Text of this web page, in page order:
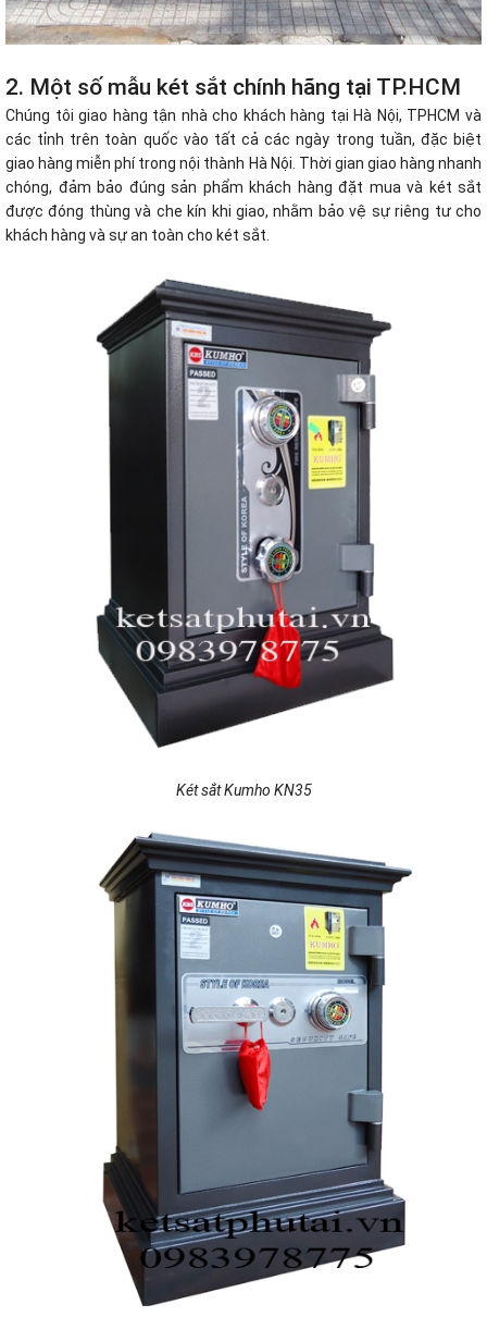
2. Một số mẫu két sắt chính hãng tại TP.HCM
Chúng tôi giao hàng tận nhà cho khách hàng tại Hà Nội, TPHCM và
các tỉnh trên toàn quốc vào tất cả các ngày trong tuần, đặc biệt
giao hàng miễn phí trong nội thành Hà Nội. Thời gian giao hàng nhanh
chóng, đảm bảo đúng sản phẩm khách hàng đặt mua và két sắt
được đóng thùng và che kín khi giao, nhằm bảo vệ sự riêng tư cho
khách hàng và sự an toàn cho két sắt.
Két sắt Kumho KN35